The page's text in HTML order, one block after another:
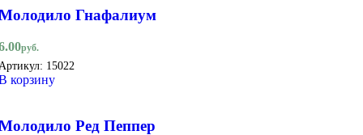
Гнафалиум
руб.
15022
корзину
Ред Пеппер